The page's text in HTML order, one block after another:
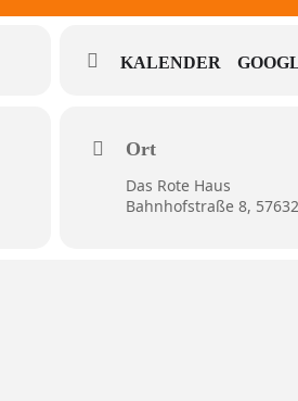
KALENDER
Ort
Das Rote Haus
Bahnhofstraße 8,